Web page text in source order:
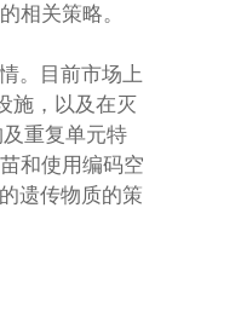
相关策略。
。目前市场上
施，以及在灭
重复单元特
和使用编码空
遗传物质的策